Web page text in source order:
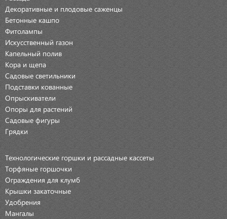
Декоративные и плодовые саженцы
Бетонные кашпо
Фитолампы
Искусственный газон
Капельный полив
Кора и щепа
Садовые светильники
Подставки кованные
Опрыскиватели
Опоры для растений
Садовые фигуры
Грядки
Технологические горшки и рассадные кассеты
Торфяные горшочки
Ограждения для клумб
Крышки закаточные
Удобрения
Мангалы